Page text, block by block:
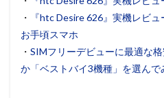
・
『htc Desire 626』実機レビ
お手頃スマホ
・ SIMフリーデビューに最適な
か「ベストバイ3機種」を選んで